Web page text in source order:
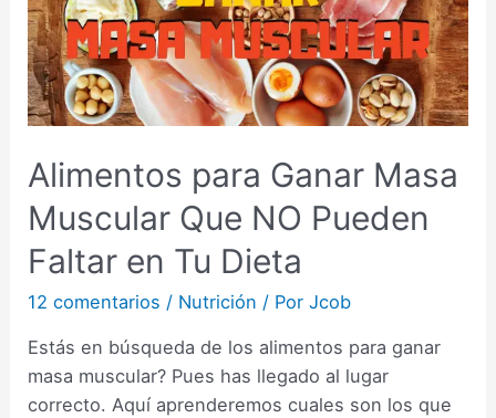
Alimentos para Ganar Masa
Muscular Que NO Pueden
Faltar en Tu Dieta
12 comentarios / Nutrición / PorJcob
Estás en búsqueda de los alimentos para ganar
masa muscular? Pues has llegado al lugar
correcto. Aquí aprenderemos cuales son los que